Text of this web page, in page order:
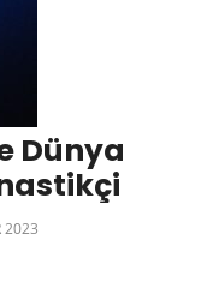
Dünya
Jimnastikçi
2023